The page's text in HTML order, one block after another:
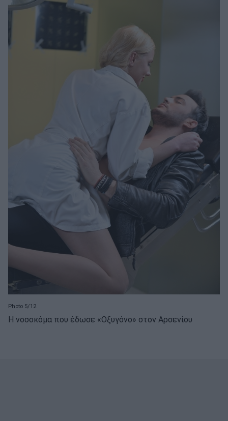
Photo 5/12
Η νοσοκόμα που έδωσε «Οξυγόνο» στον Αρσενίου